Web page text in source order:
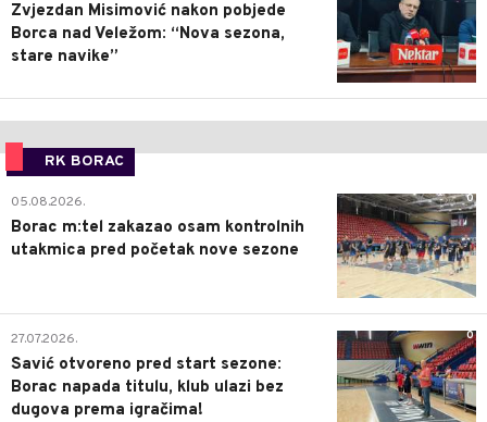
Zvjezdan Misimović nakon pobjede
Borca nad Veležom: “Nova sezona,
stare navike”
RK BORAC
0
05.08.2026.
Borac m:tel zakazao osam kontrolnih
utakmica pred početak nove sezone
0
27.07.2026.
Savić otvoreno pred start sezone:
Borac napada titulu, klub ulazi bez
dugova prema igračima!